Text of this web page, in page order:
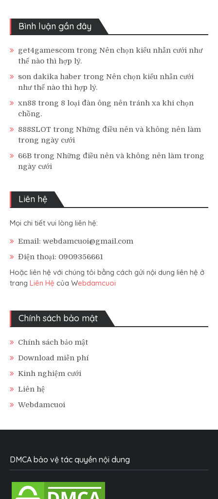
Bình luận gần đây
get4gamescom trong Nên chọn kiểu nhẫn cưới như
thế nào thì hợp lý.
son dakika haber trong Nên chọn kiểu nhẫn cưới
như thế nào thì hợp lý.
xn88 trong 8 loại đàn ông nên tránh xa khi chọn
chồng.
888SLOT trong Những điều nên và không nên làm
trong ngày cưới
66B trong Những điều nên và không nên làm trong
ngày cưới
Liên hệ
Mọi chi tiết vui lòng liên hệ:
Email: webdamcuoi@gmail.com
Điện thoại: 0909356661
Hoặc liên hệ với chúng tôi bằng cách gửi nội dung liên hệ ở
trang Liên Hệ của Webdamcuoi
Chính sách bảo mật
Chính sách bảo mật
Download miễn phí
Kinh nghiệm cưới
Liên hệ
Webdamcuoi
DMCA bảo vệ tác quyền nội dung